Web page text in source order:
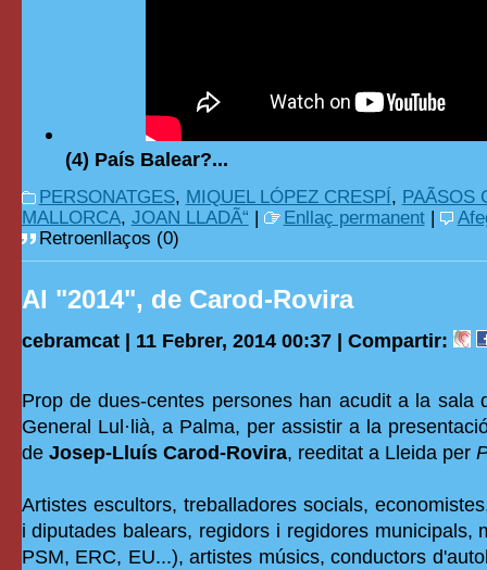
(4) País Balear?...
PERSONATGES, MIQUEL LÓPEZ CRESPÍ, PAÃSOS
MALLORCA, JOAN LLADÃ“ | Enllaç permanent|
Retroenllaços (0)
Al "2014", de Carod-Rovira
cebramcat | 11 Febrer, 2014 00:37 | Compartir:
Prop de dues-centes persones han acudit a la sala
General Lul·lià, a Palma, per assistir a la
de Josep-Lluís Carod-Rovira, reeditat a Lleida per
Artistes escultors, treballadores socials,
i diputades balears, regidors i regidores municipals,
PSM, ERC, EU...), artistes músics, conductors